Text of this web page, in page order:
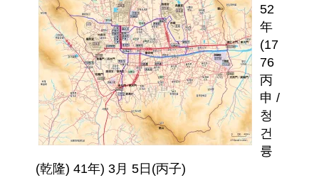
52
年
(17
76
丙
申 /
청
건
륭
(乾隆) 41年) 3月 5日(丙子)